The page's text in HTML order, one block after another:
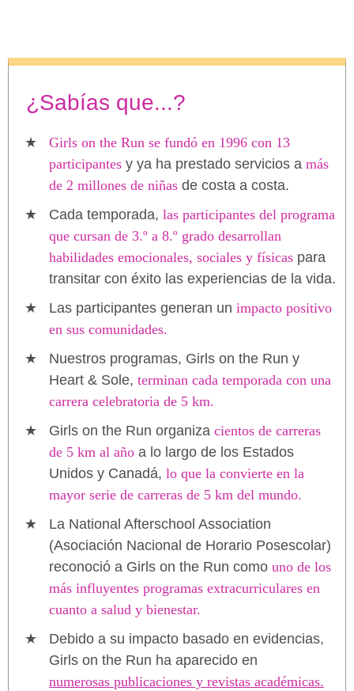
¿Sabías que...?
Girls on the Run se fundó en 1996 con 13
participantes y ya ha prestado servicios a más
de 2 millones de niñas de costa a costa.
Cada temporada, las participantes del programa
que cursan de 3.º a 8.º grado desarrollan
habilidades emocionales, sociales y físicas para
transitar con éxito las experiencias de la vida.
Las participantes generan un impacto positivo
en sus comunidades.
Nuestros programas, Girls on the Run y
Heart & Sole, terminan cada temporada con una
carrera celebratoria de 5 km.
Girls on the Run organiza cientos de carreras
de 5 km al año a lo largo de los Estados
Unidos y Canadá, lo que la convierte en la
mayor serie de carreras de 5 km del mundo.
La National Afterschool Association
(Asociación Nacional de Horario Posescolar)
reconoció a Girls on the Run como uno de los
más influyentes programas extracurriculares en
cuanto a salud y bienestar.
Debido a su impacto basado en evidencias,
Girls on the Run ha aparecido en
numerosas publicaciones y revistas académicas.